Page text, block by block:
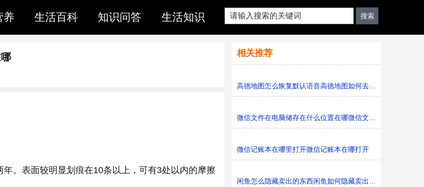
养 生活百科 知识问答 生活知识
。表面较明显划痕在10条以上，可有3处以内的摩擦
相关推荐
高德地图怎么恢复默认语音高德地图如何去恢复默认语音
微信文件在电脑储存在什么位置在哪微信文件在电脑储存在
微信记账本在哪里打开微信记账本在哪打开
闲鱼怎么隐藏卖出的东西闲鱼如何隐藏卖出的东西